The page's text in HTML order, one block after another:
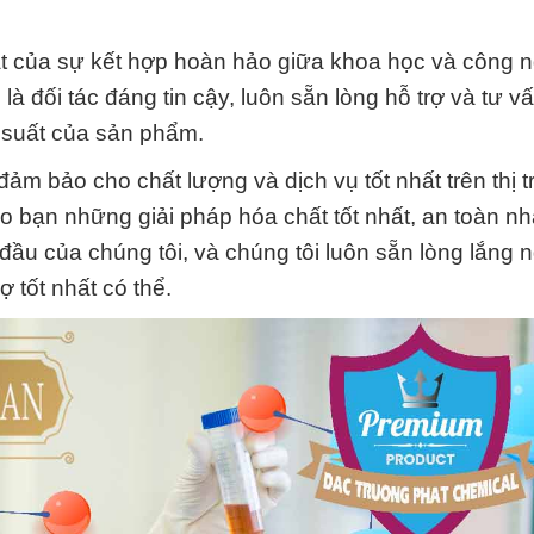
sự kết hợp hoàn hảo giữa khoa học và công
đối tác đáng tin cậy, luôn sẵn lòng hỗ trợ và tư
của sản phẩm.
bảo cho chất lượng và dịch vụ tốt nhất trên thị
bạn những giải pháp hóa chất tốt nhất, an toàn
của chúng tôi, và chúng tôi luôn sẵn lòng lắng
tốt nhất có thể.